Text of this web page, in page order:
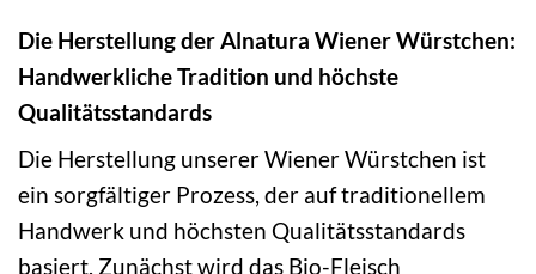
Die Herstellung der Alnatura Wiener Würstchen:
Handwerkliche Tradition und höchste
Qualitätsstandards
Die Herstellung unserer Wiener Würstchen ist
ein sorgfältiger Prozess, der auf traditionellem
Handwerk und höchsten Qualitätsstandards
basiert. Zunächst wird das Bio-Fleisch